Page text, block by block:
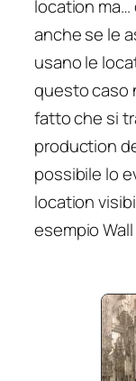
location ma…
anche se le
usano le
questo caso
fatto che si
production
possibile lo
location
esempio